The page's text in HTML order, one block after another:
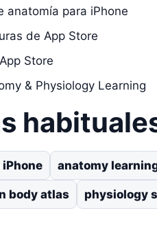
anatomía para iPhone
de App Store
Store
& Physiology Learning
anatomy
body atlas physiology